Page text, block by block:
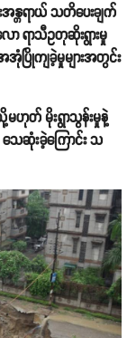
တရာယ် သတိပေးချက်
ာ ရာသီဥတုဆိုးရွားမှု
ြိုကျခဲ့မှုများအတွင်း
ဟုတ် မိုးရွာသွန်းမှုနဲ့
ေဆုံးခဲ့ကြောင်း သ